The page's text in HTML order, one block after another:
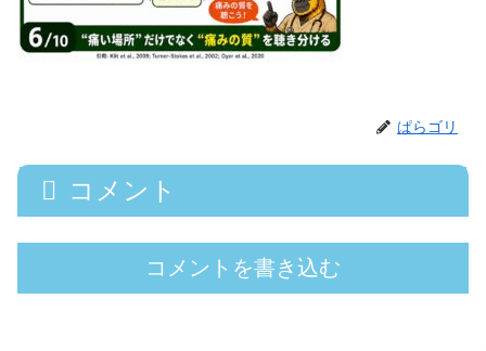
ぱらゴリ
コメント
コメントを書き込む